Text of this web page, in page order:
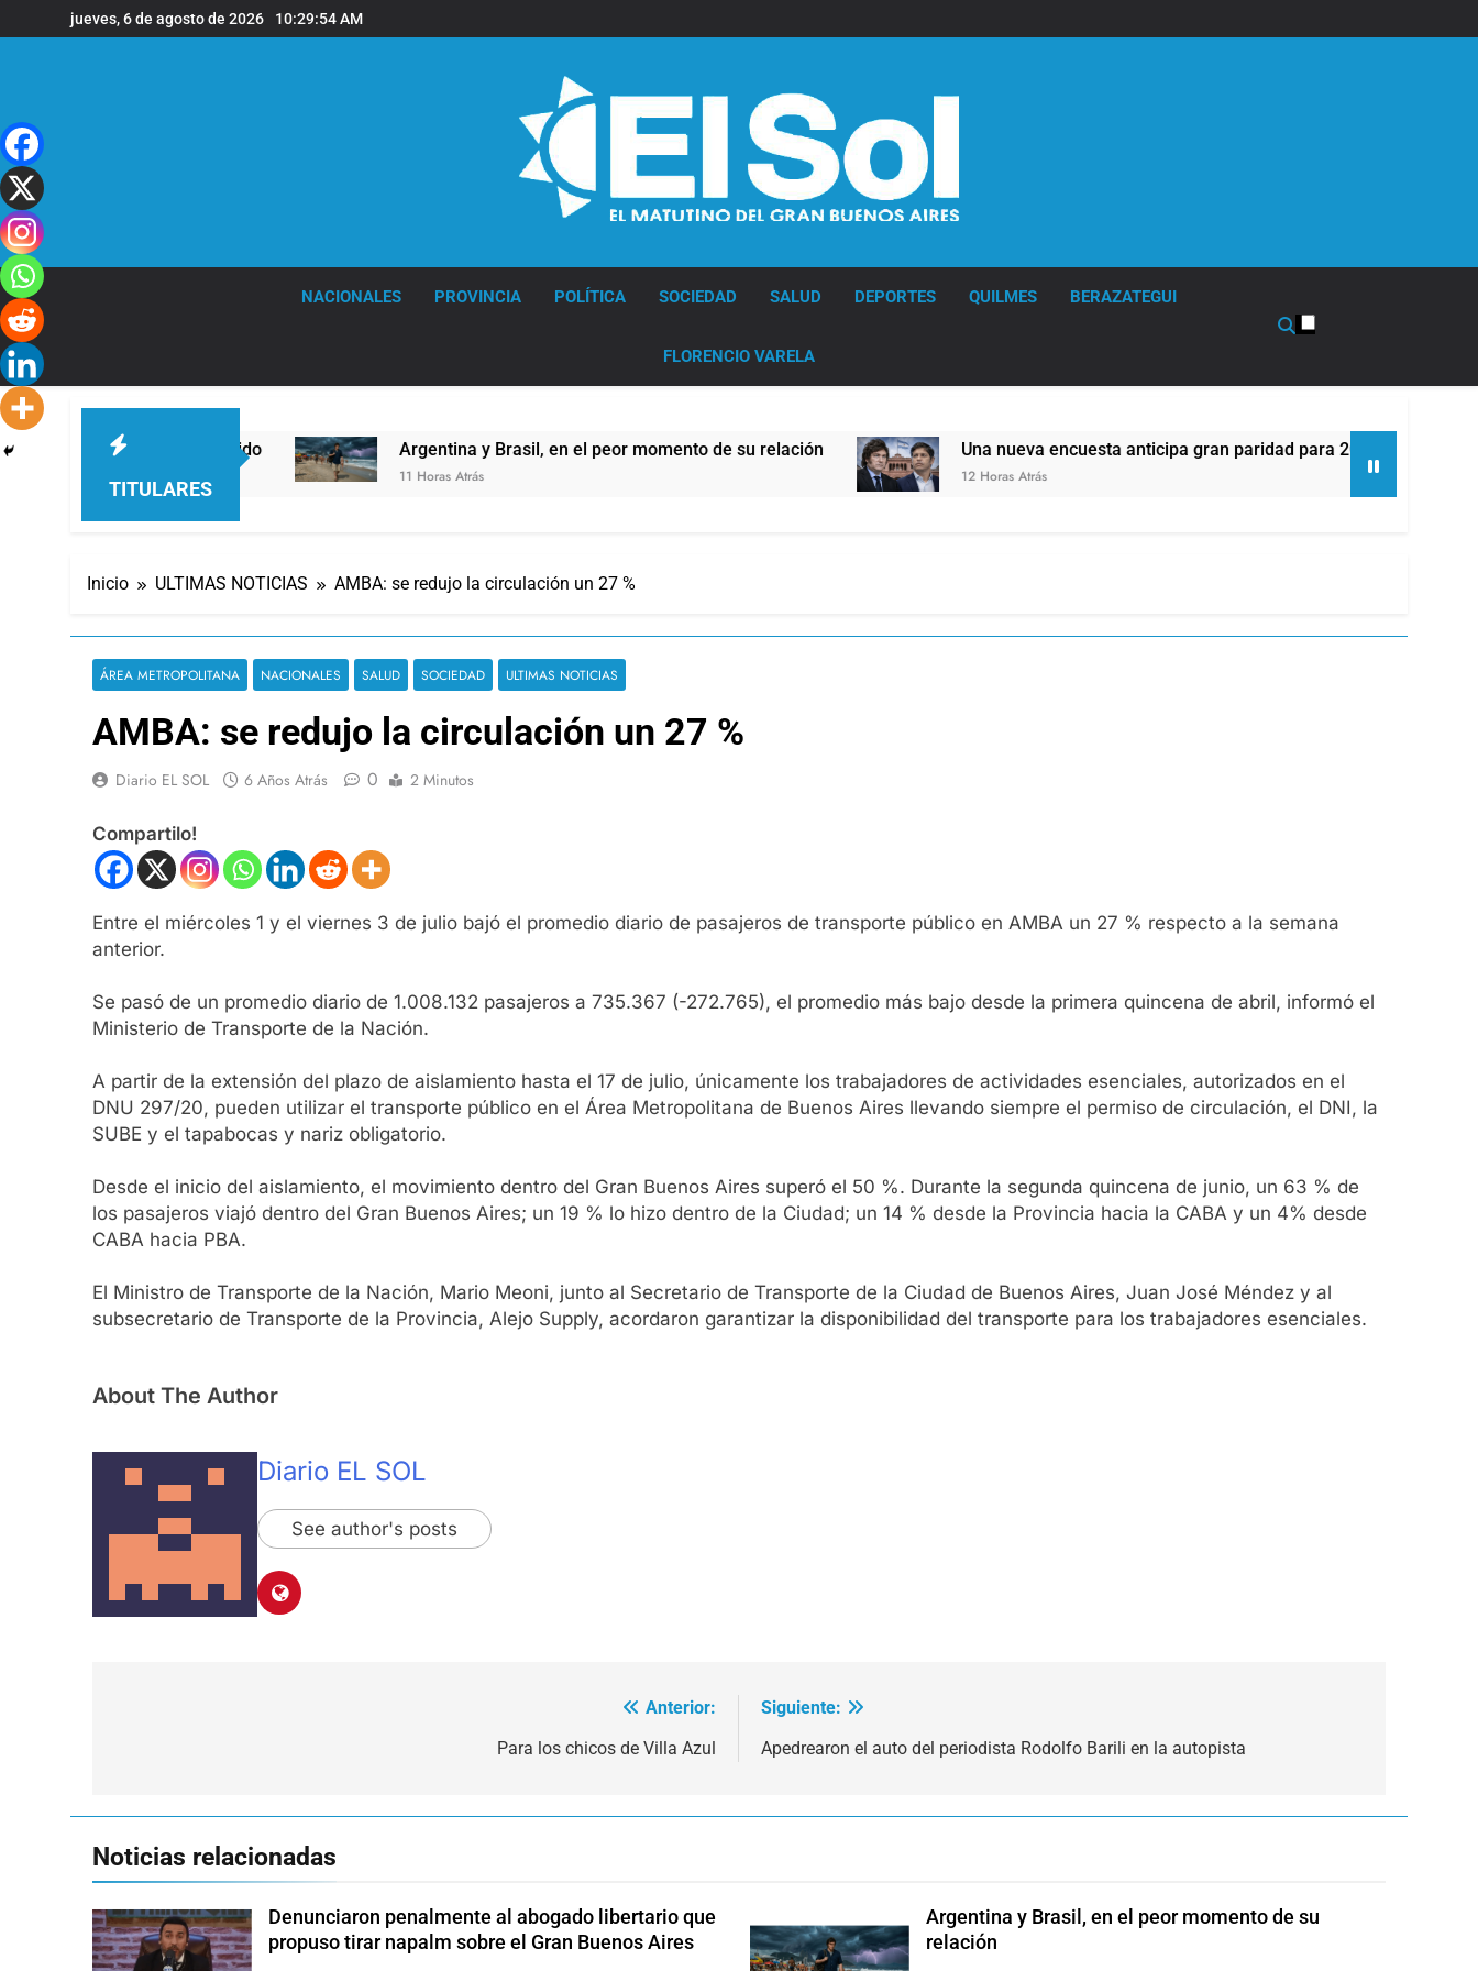
al
jueves, 6 de agosto de 2026 10:29:55 AM
NACIONALES PROVINCIA POLÍTICA SOCIEDAD SALUD DEPORTES QUILMES BERAZATEGUI
FLORENCIO VARELA
TITULARES
con el Reducido Argentina y Brasil, en el peor momento de su relación
11 Horas Atrás
Una nueva encuesta anticipa gran paridad para 2027 y da un ganador
12 Horas Atrás
Inicio ULTIMAS NOTICIAS AMBA: se redujo la circulación un 27 %
ÁREA METROPOLITANA NACIONALES SALUD SOCIEDAD ULTIMAS NOTICIAS
AMBA: se redujo la circulación un 27 %
Diario EL SOL 6 Años Atrás 0 2 Minutos
Compartilo!
Entre el miércoles 1 y el viernes 3 de julio bajó el promedio diario de pasajeros de transporte público en AMBA un 27 % respecto a la semana
anterior.
Se pasó de un promedio diario de 1.008.132 pasajeros a 735.367 (-272.765), el promedio más bajo desde la primera quincena de abril, informó el
Ministerio de Transporte de la Nación.
A partir de la extensión del plazo de aislamiento hasta el 17 de julio, únicamente los trabajadores de actividades esenciales, autorizados en el
DNU 297/20, pueden utilizar el transporte público en el Área Metropolitana de Buenos Aires llevando siempre el permiso de circulación, el DNI, la
SUBE y el tapabocas y nariz obligatorio.
Desde el inicio del aislamiento, el movimiento dentro del Gran Buenos Aires superó el 50 %. Durante la segunda quincena de junio, un 63 % de
los pasajeros viajó dentro del Gran Buenos Aires; un 19 % lo hizo dentro de la Ciudad; un 14 % desde la Provincia hacia la CABA y un 4% desde
CABA hacia PBA.
El Ministro de Transporte de la Nación, Mario Meoni, junto al Secretario de Transporte de la Ciudad de Buenos Aires, Juan José Méndez y al
subsecretario de Transporte de la Provincia, Alejo Supply, acordaron garantizar la disponibilidad del transporte para los trabajadores esenciales.
About The Author
Diario EL SOL
See author's posts
Anterior:
Para los chicos de Villa Azul
Siguiente:
Apedrearon el auto del periodista Rodolfo Barili en la autopista
Noticias relacionadas
Denunciaron penalmente al abogado libertario que
propuso tirar napalm sobre el Gran Buenos Aires
Argentina y Brasil, en el peor momento de su
relación